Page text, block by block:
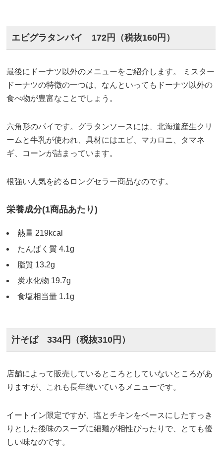
エビグラタンパイ 172円（税抜160円）
最後にドーナツ以外のメニューをご紹介します。 ミスター
ドーナツの特徴の一つは、なんといってもドーナツ以外の
食べ物が豊富なことでしょう。
六角形のパイです。グラタンソースには、北海道産生クリ
ームと牛乳が使われ、具材にはエビ、マカロニ、タマネ
ギ、コーンが詰まっています。
根強い人気を誇るロングセラー商品なのです。
栄養成分(1商品あたり)
熱量 219kcal
たんぱく質 4.1g
脂質 13.2g
炭水化物 19.7g
食塩相当量 1.1g
汁そば 334円（税抜310円）
店舗によって販売しているところとしていないところがあ
りますが、これも長年続いているメニューです。
イートイン限定ですが、塩とチキンをベースにしたすっき
りとした後味のスープに細麺が相性ぴったりで、とても優
しい味なのです。